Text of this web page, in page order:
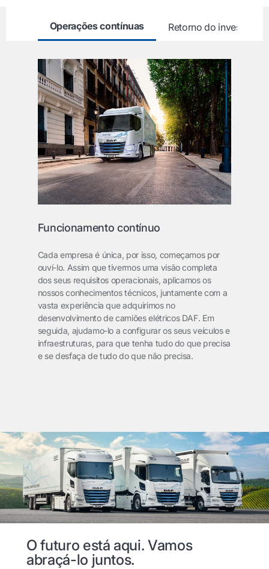
Operações contínuas Retorno do
Funcionamento contínuo
Cada empresa é única, por isso, começamos por
ouví-lo. Assim que tivermos uma visão completa
dos seus requisitos operacionais, aplicamos os
nossos conhecimentos técnicos, juntamente com a
vasta experiência que adquirimos no
desenvolvimento de camiões elétricos DAF. Em
seguida, ajudamo-lo a configurar os seus veículos e
infraestruturas, para que tenha tudo do que precisa
e se desfaça de tudo do que não precisa.
O futuro está aqui. Vamos
abraçá-lo juntos.